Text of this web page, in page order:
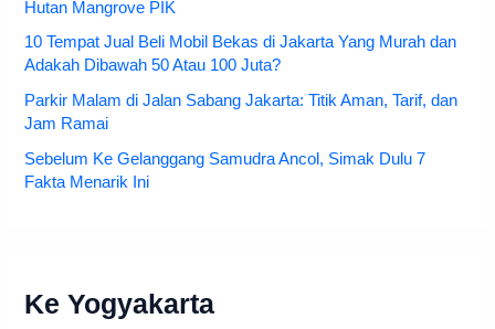
Hutan Mangrove PIK
10 Tempat Jual Beli Mobil Bekas di Jakarta Yang Murah dan
Adakah Dibawah 50 Atau 100 Juta?
Parkir Malam di Jalan Sabang Jakarta: Titik Aman, Tarif, dan
Jam Ramai
Sebelum Ke Gelanggang Samudra Ancol, Simak Dulu 7
Fakta Menarik Ini
Ke Yogyakarta